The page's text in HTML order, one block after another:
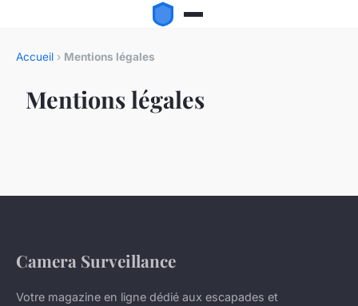
Accueil › Mentions légales
Mentions légales
Camera Surveillance
Votre magazine en ligne dédié aux escapades et